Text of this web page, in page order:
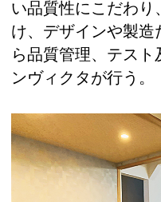
い品質性にこだわ
け、デザインや製
ら品質管理、テス
ンヴィクタが行う。